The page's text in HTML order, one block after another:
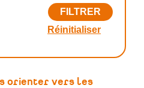
orienter vers les